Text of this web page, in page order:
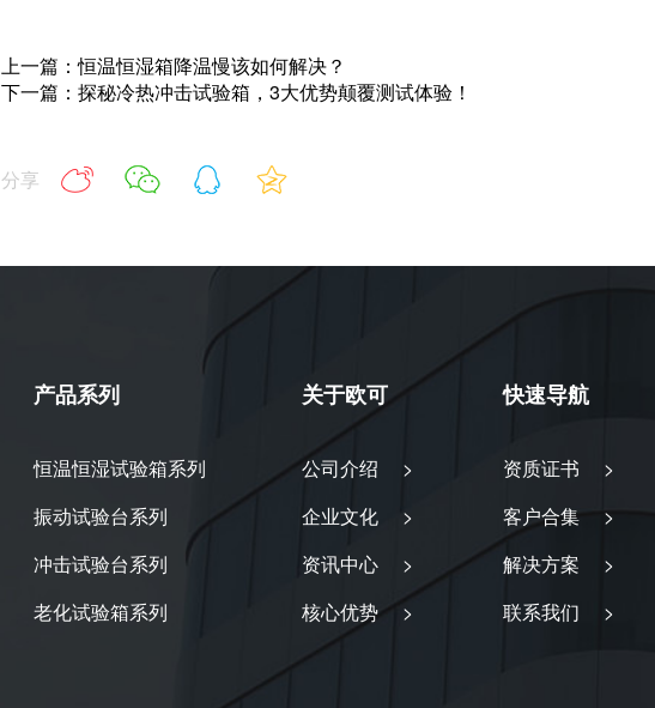
上一篇：恒温恒湿箱降温慢该如何解决？
下一篇：探秘冷热冲击试验箱，3大优势颠覆测试体验！
分享
产品系列
恒温恒湿试验箱系列
振动试验台系列
冲击试验台系列
老化试验箱系列
关于欧可
公司介绍 >
企业文化 >
资讯中心 >
核心优势 >
快速导航
资质证书 >
客户合集 >
解决方案 >
联系我们 >